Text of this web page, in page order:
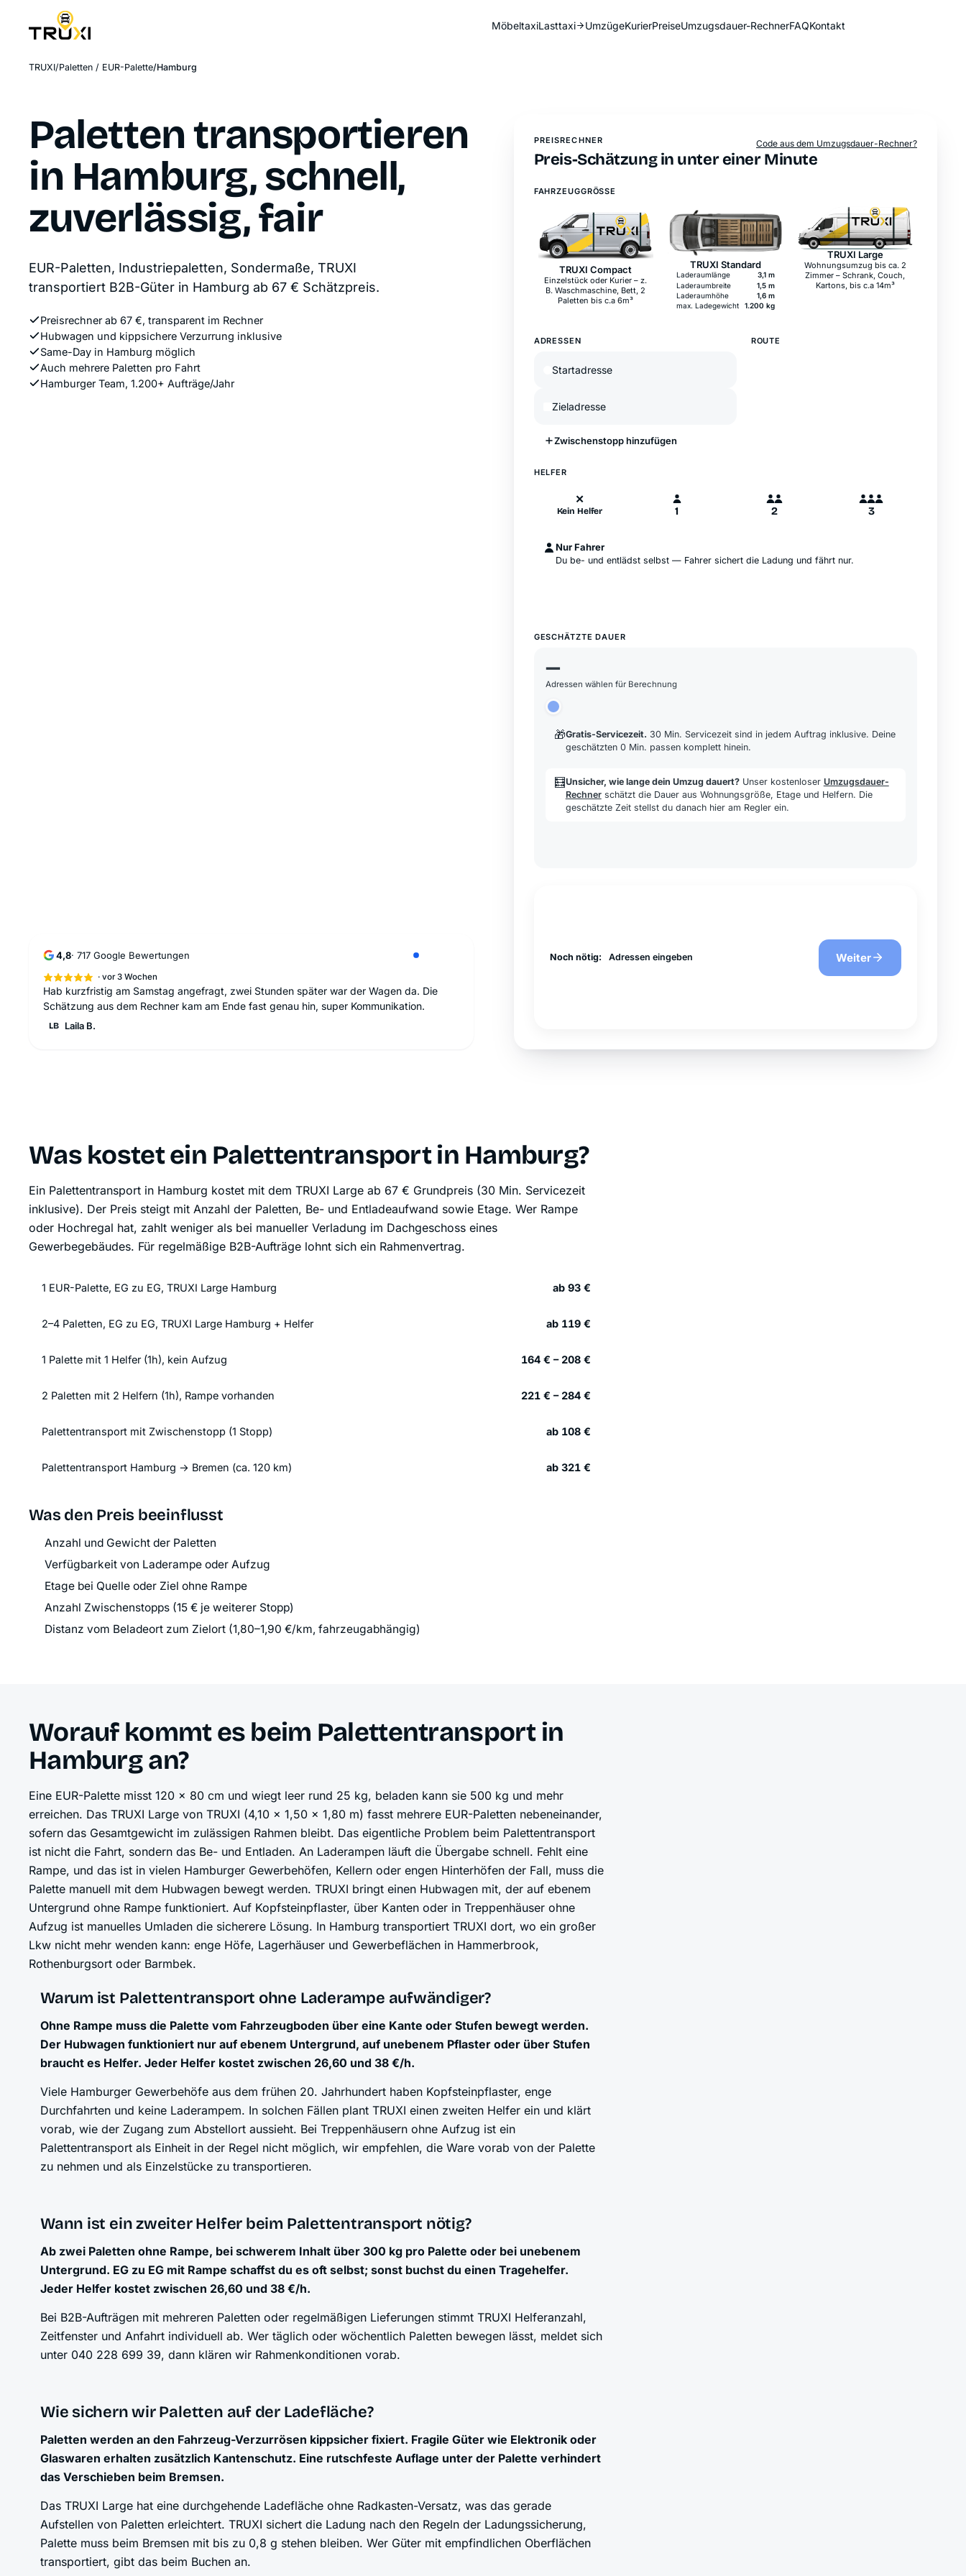
MöbeltaxiLasttaxi UmzügeKurierPreiseUmzugsdauer-RechnerFAQKontakt
TRUXI Paletten / EUR-Palette Hamburg
Paletten transportieren
in Hamburg, schnell,
zuverlässig, fair
EUR-Paletten, Industriepaletten, Sondermaße, TRUXI
transportiert B2B-Güter in Hamburg ab 67 € Schätzpreis.
Preisrechner ab 67 €, transparent im Rechner
Hubwagen und kippsichere Verzurrung inklusive
Same-Day in Hamburg möglich
Auch mehrere Paletten pro Fahrt
Hamburger Team, 1.200+ Aufträge/Jahr
4,8· 717 Google Bewertungen
· vor 3 Wochen
Hab kurzfristig am Samstag angefragt, zwei Stunden später war der Wagen da. Die
Schätzung aus dem Rechner kam am Ende fast genau hin, super Kommunikation.
LB Laila B.
PREISRECHNER
Preis-Schätzung in unter einer Minute
Code aus dem Umzugsdauer-Rechner?
FAHRZEUGGRÖSSE
TRUXI Compact
Einzelstück oder Kurier – z.
B. Waschmaschine, Bett, 2
Paletten bis c.a 6m³
TRUXI Standard
Laderaumlänge
3,1 m
Laderaumbreite
1,5 m
Laderaumhöhe
1,6 m
max. Ladegewicht
1.200 kg
TRUXI Large
Wohnungsumzug bis ca. 2
Zimmer – Schrank, Couch,
Kartons, bis c.a 14m³
ADRESSEN
Zwischenstopp hinzufügen
ROUTE
HELFER
✕
Kein Helfer 1 2 3
Nur Fahrer
Du be- und entlädst selbst — Fahrer sichert die Ladung und fährt nur.
GESCHÄTZTE DAUER
—
Adressen wählen für Berechnung
🎁Gratis-Servicezeit. 30 Min. Servicezeit sind in jedem Auftrag inklusive. Deine
geschätzten 0 Min. passen komplett hinein.
🧮Unsicher, wie lange dein Umzug dauert? Unser kostenloser Umzugsdauer-
Rechnerschätzt die Dauer aus Wohnungsgröße, Etage und Helfern. Die
geschätzte Zeit stellst du danach hier am Regler ein.
Noch nötig: Adressen eingeben Weiter
Was kostet ein Palettentransport in Hamburg?
Ein Palettentransport in Hamburg kostet mit dem TRUXI Large ab 67 € Grundpreis (30 Min. Servicezeit
inklusive). Der Preis steigt mit Anzahl der Paletten, Be- und Entladeaufwand sowie Etage. Wer Rampe
oder Hochregal hat, zahlt weniger als bei manueller Verladung im Dachgeschoss eines
Gewerbegebäudes. Für regelmäßige B2B-Aufträge lohnt sich ein Rahmenvertrag.
1 EUR-Palette, EG zu EG, TRUXI Large Hamburg ab 93 €
2–4 Paletten, EG zu EG, TRUXI Large Hamburg + Helfer ab 119 €
1 Palette mit 1 Helfer (1h), kein Aufzug 164 € – 208 €
2 Paletten mit 2 Helfern (1h), Rampe vorhanden 221 € – 284 €
Palettentransport mit Zwischenstopp (1 Stopp) ab 108 €
Palettentransport Hamburg → Bremen (ca. 120 km) ab 321 €
Was den Preis beeinflusst
Anzahl und Gewicht der Paletten
Verfügbarkeit von Laderampe oder Aufzug
Etage bei Quelle oder Ziel ohne Rampe
Anzahl Zwischenstopps (15 € je weiterer Stopp)
Distanz vom Beladeort zum Zielort (1,80–1,90 €/km, fahrzeugabhängig)
Worauf kommt es beim Palettentransport in
Hamburg an?
Eine EUR-Palette misst 120 × 80 cm und wiegt leer rund 25 kg, beladen kann sie 500 kg und mehr
erreichen. Das TRUXI Large von TRUXI (4,10 × 1,50 × 1,80 m) fasst mehrere EUR-Paletten nebeneinander,
sofern das Gesamtgewicht im zulässigen Rahmen bleibt. Das eigentliche Problem beim Palettentransport
ist nicht die Fahrt, sondern das Be- und Entladen. An Laderampen läuft die Übergabe schnell. Fehlt eine
Rampe, und das ist in vielen Hamburger Gewerbehöfen, Kellern oder engen Hinterhöfen der Fall, muss die
Palette manuell mit dem Hubwagen bewegt werden. TRUXI bringt einen Hubwagen mit, der auf ebenem
Untergrund ohne Rampe funktioniert. Auf Kopfsteinpflaster, über Kanten oder in Treppenhäuser ohne
Aufzug ist manuelles Umladen die sicherere Lösung. In Hamburg transportiert TRUXI dort, wo ein großer
Lkw nicht mehr wenden kann: enge Höfe, Lagerhäuser und Gewerbeflächen in Hammerbrook,
Rothenburgsort oder Barmbek.
Warum ist Palettentransport ohne Laderampe aufwändiger?
Ohne Rampe muss die Palette vom Fahrzeugboden über eine Kante oder Stufen bewegt werden.
Der Hubwagen funktioniert nur auf ebenem Untergrund, auf unebenem Pflaster oder über Stufen
braucht es Helfer. Jeder Helfer kostet zwischen 26,60 und 38 €/h.
Viele Hamburger Gewerbehöfe aus dem frühen 20. Jahrhundert haben Kopfsteinpflaster, enge
Durchfahrten und keine Laderampem. In solchen Fällen plant TRUXI einen zweiten Helfer ein und klärt
vorab, wie der Zugang zum Abstellort aussieht. Bei Treppenhäusern ohne Aufzug ist ein
Palettentransport als Einheit in der Regel nicht möglich, wir empfehlen, die Ware vorab von der Palette
zu nehmen und als Einzelstücke zu transportieren.
Wann ist ein zweiter Helfer beim Palettentransport nötig?
Ab zwei Paletten ohne Rampe, bei schwerem Inhalt über 300 kg pro Palette oder bei unebenem
Untergrund. EG zu EG mit Rampe schaffst du es oft selbst; sonst buchst du einen Tragehelfer.
Jeder Helfer kostet zwischen 26,60 und 38 €/h.
Bei B2B-Aufträgen mit mehreren Paletten oder regelmäßigen Lieferungen stimmt TRUXI Helferanzahl,
Zeitfenster und Anfahrt individuell ab. Wer täglich oder wöchentlich Paletten bewegen lässt, meldet sich
unter 040 228 699 39, dann klären wir Rahmenkonditionen vorab.
Wie sichern wir Paletten auf der Ladefläche?
Paletten werden an den Fahrzeug-Verzurrösen kippsicher fixiert. Fragile Güter wie Elektronik oder
Glaswaren erhalten zusätzlich Kantenschutz. Eine rutschfeste Auflage unter der Palette verhindert
das Verschieben beim Bremsen.
Das TRUXI Large hat eine durchgehende Ladefläche ohne Radkasten-Versatz, was das gerade
Aufstellen von Paletten erleichtert. TRUXI sichert die Ladung nach den Regeln der Ladungssicherung,
Palette muss beim Bremsen mit bis zu 0,8 g stehen bleiben. Wer Güter mit empfindlichen Oberflächen
transportiert, gibt das beim Buchen an.